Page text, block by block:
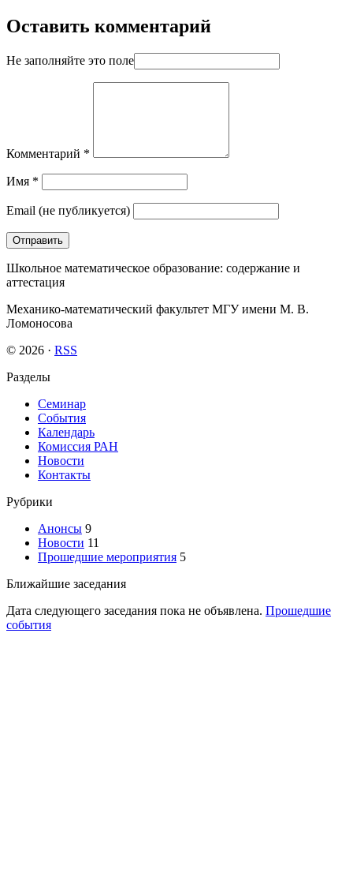
Оставить комментарий
Не заполняйте это поле
Комментарий *
Имя *
Email (не публикуется)
Школьное математическое образование: содержание и
аттестация
Механико-математический факультет МГУ имени М. В.
Ломоносова
© 2026 · RSS
Разделы
Семинар
События
Календарь
Комиссия РАН
Новости
Контакты
Рубрики
Анонсы 9
Новости 11
Прошедшие мероприятия 5
Ближайшие заседания
Дата следующего заседания пока не объявлена. Прошедшие
события